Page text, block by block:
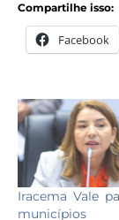
Compartilhe isso:
Facebook
Iracema Vale
municípios